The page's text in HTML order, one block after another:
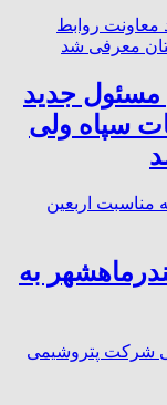
مسئول جدید
سپاه ولی
به